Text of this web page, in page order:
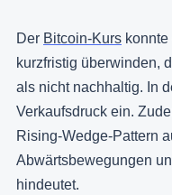
Der Bitcoin-Kurs
kurzfristig überwinden,
als nicht nachhaltig. In
Verkaufsdruck ein.
Rising-Wedge-Pattern
Abwärtsbewegungen
hindeutet.